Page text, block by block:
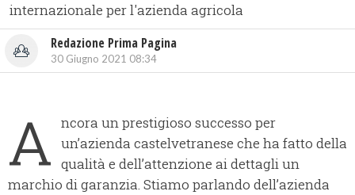
internazionale per l'azienda agricola
Redazione Prima Pagina
30 Giugno 2021 08:34
A ncora un prestigioso successo per
un’azienda castelvetranese che ha fatto della
qualità e dell’attenzione ai dettagli un
marchio di garanzia. Stiamo parlando dell’azienda